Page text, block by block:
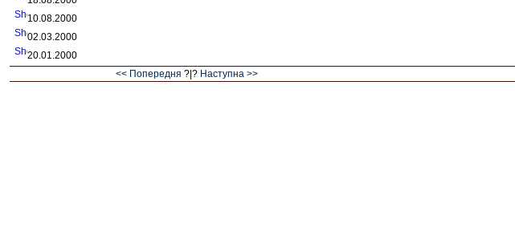
10.08.2000
02.03.2000
20.01.2000
<< Попередня ?|? Наступна >>